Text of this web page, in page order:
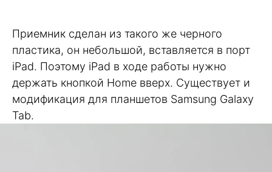
Приемник сделан из такого же черного
пластика, он небольшой, вставляется в порт
iPad. Поэтому iPad в ходе работы нужно
держать кнопкой Home вверх. Существует и
модификация для планшетов Samsung Galaxy
Tab.